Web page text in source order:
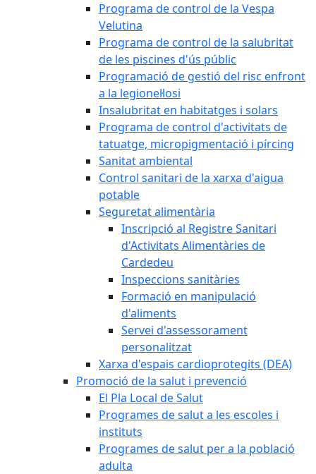
Programa de control de la Vespa
Velutina
Programa de control de la salubritat
de les piscines d'ús públic
Programació de gestió del risc enfront
a la legionel·losi
Insalubritat en habitatges i solars
Programa de control d'activitats de
tatuatge, micropigmentació i pírcing
Sanitat ambiental
Control sanitari de la xarxa d'aigua
potable
Seguretat alimentària
Inscripció al Registre Sanitari
d'Activitats Alimentàries de
Cardedeu
Inspeccions sanitàries
Formació en manipulació
d'aliments
Servei d'assessorament
personalitzat
Xarxa d'espais cardioprotegits (DEA)
Promoció de la salut i prevenció
El Pla Local de Salut
Programes de salut a les escoles i
instituts
Programes de salut per a la població
adulta